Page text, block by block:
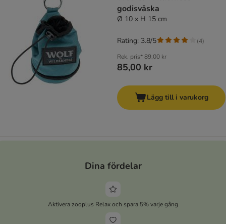
godisväska
Ø 10 x H 15 cm
Rek. pris*89,00 kr
85,00 kr
Rating: 3.8/5 (4)
Lägg till i varukorg
Dina fördelar
Aktivera zooplus Relax och spara 5% varje gång